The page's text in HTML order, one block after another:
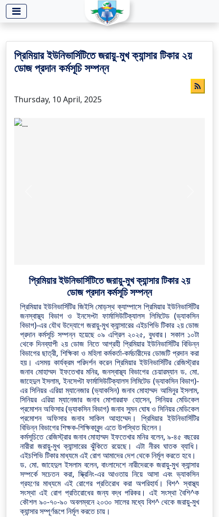
-->
প্রিমিয়ার ইউনিভার্সিটিতে জরায়ু-মুখ ক্যান্সার টিকার ২য়
ডোজ প্রদান কর্মসূচি সম্পন্ন
Thursday, 10 April, 2025
প্রিমিয়ার ইউনিভার্সিটিতে জরায়ু-মুখ ক্যান্সার টিকার ২য়
ডোজ প্রদান কর্মসূচি সম্পন্ন
প্রিমিয়ার ইউনিভার্সিটির জিইসি মোড়স্থ ক্যাম্পাসে প্রিমিয়ার ইউনিভার্সিটির
জনস্বাস্থ্য বিভাগ ও ইনসেপ্টা ফার্মাসিউটিক্যালস লিমিটেড (ভ্যাকসিন
বিভাগ)-এর যৌথ উদ্যোগে জরায়ু-মুখ ক্যান্সারের এইচপিভি টিকার ২য় ডোজ
প্রদান কর্মসূচি সম্পন্ন হয়েছে ০৯ এপ্রিল ২০২৫, বুধবার। সকাল ১০টা
থেকে দিনব্যাপী ২য় ডোজ নিতে আগ্রহী প্রিমিয়ার ইউনিভার্সিটির বিভিন্ন
বিভাগের ছাত্রী, শিক্ষিকা ও মহিলা কর্মকর্তা-কর্মচারীদের ডোজটিপ্রদান করা
হয়। এসময় কার্যক্রম পরিদর্শন করেন প্রিমিয়ার ইউনিভার্সিটির রেজিস্ট্রার
জনাব মোহাম্মদ ইফতেখার মনির, জনস্বাস্থ্য বিভাগের চেয়ারম্যান ড. মো.
জাহেদুল ইসলাম, ইনসেপ্টা ফার্মাসিউটিক্যালস লিমিটেড (ভ্যাকসিন বিভাগ)-
এর সিনিয়র এরিয়া ম্যানেজার (ভ্যাকসিন) জনাব মোহাম্মদ আমিনুর ইসলাম,
সিনিয়র এরিয়া ম্যানেজার জনাব মোশাররাফ হোসেন, সিনিয়র মেডিকেল
প্রমোশন অফিসার (ভ্যাকসিন বিভাগ) জনাব সুমন ঘোষ ও সিনিয়র মেডিকেল
প্রমোশন অফিসার জনাব সাকিল আহাম্মেদ। প্রিমিয়ার ইউনিভার্সিটির
বিভিন্ন বিভাগের শিক্ষক-শিক্ষিকাবৃন্দ এতে উপস্থিত ছিলেন।
কর্মসূচিতে রেজিস্ট্রার জনাব মোহাম্মদ ইফতেখার মনির বলেন, ৯-৪৫ বছরের
নারীরা জরায়ু-মুখ ক্যান্সারের ঝুঁকিতে রয়েছে। এটা নীরব ঘাতক ব্যাধি।
এইচপিভি টিকার মাধ্যমে এই রোগ আমাদের দেশ থেকে নির্মূল করতে হবে।
ড. মো. জাহেদুল ইসলাম বলেন, বাংলাদেশে নারীদেরকে জরায়ু-মুখ ক্যান্সার
সম্পর্কে সচেতন করা, স্ক্রিনিং-এর আওতায় নিয়ে আসা এবং ভ্যাকসিন
গ্রহণের মাধ্যমে এই রোগের প্রতিরোধ করা অপরিহার্য। বিশ^ স্বাস্থ্য
সংস্থা এই রোগ প্রতিরোধের জন্য বদ্ধ পরিকর। এই সংস্থা বৈশি^ক
কৌশল ৯০-৭০-৯০ অবলম্বনে ২০৩০ সালের মধ্যে বিশ^ থেকে জরায়ু-মুখ
ক্যান্সার সম্পূর্ণরূপে নির্মূল করতে চায়।